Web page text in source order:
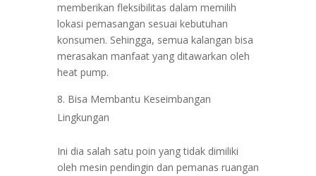
memberikan fleksibilitas dalam memilih
lokasi pemasangan sesuai kebutuhan
konsumen. Sehingga, semua kalangan bisa
merasakan manfaat yang ditawarkan oleh
heat pump.
Bisa Membantu Keseimbangan
Lingkungan
Ini dia salah satu poin yang tidak dimiliki
oleh mesin pendingin dan pemanas ruangan